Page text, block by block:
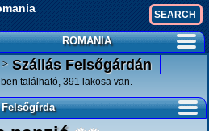
ROMANIA
Szállás Felsőgárdán
található, 391 lakosa van.
Felsőgírda